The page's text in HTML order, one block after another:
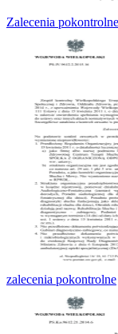
Zalecenia
zalecenia pokontrolne